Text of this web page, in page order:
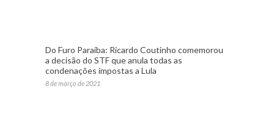
Do Furo Paraíba: Ricardo Coutinho comemorou
a decisão do STF que anula todas as
condenações impostas a Lula
8 de março de 2021